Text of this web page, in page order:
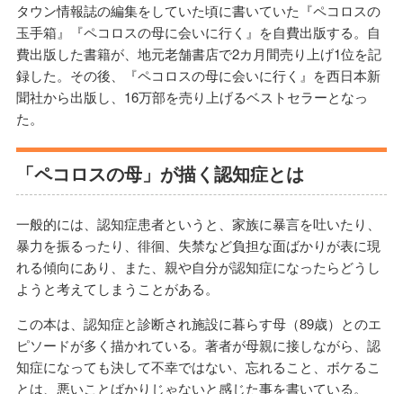
タウン情報誌の編集をしていた頃に書いていた『ペコロスの
玉手箱』『ペコロスの母に会いに行く』を自費出版する。自
費出版した書籍が、地元老舗書店で2カ月間売り上げ1位を記
録した。その後、『ペコロスの母に会いに行く』を西日本新
聞社から出版し、16万部を売り上げるベストセラーとなっ
た。
「ペコロスの母」が描く認知症とは
一般的には、認知症患者というと、家族に暴言を吐いたり、
暴力を振るったり、徘徊、失禁など負担な面ばかりが表に現
れる傾向にあり、また、親や自分が認知症になったらどうし
ようと考えてしまうことがある。
この本は、認知症と診断され施設に暮らす母（89歳）とのエ
ピソードが多く描かれている。著者が母親に接しながら、認
知症になっても決して不幸ではない、忘れること、ボケるこ
とは、悪いことばかりじゃないと感じた事を書いている。